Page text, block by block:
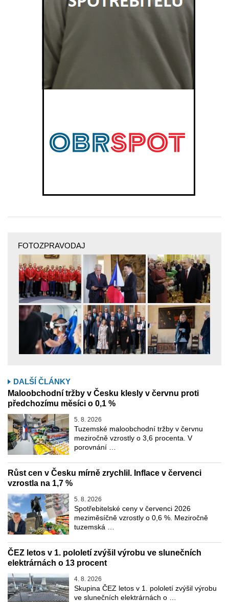
FOTOZPRAVODAJ
DALŠÍ ČLÁNKY
Maloobchodní tržby v Česku klesly v červnu proti
předchozímu měsíci o 0,1 %
5. 8. 2026
Tuzemské maloobchodní tržby v červnu
meziročně vzrostly o 3,6 procenta. V
porovnání …
Růst cen v Česku mírně zrychlil. Inflace v červenci
vzrostla na 1,7 %
5. 8. 2026
Spotřebitelské ceny v červenci 2026
meziměsíčně vzrostly o 0,6 %. Meziročně
tuzemská …
ČEZ letos v 1. pololetí zvýšil výrobu ve slunečních
elektrárnách o 13 procent
4. 8. 2026
Skupina ČEZ letos v 1. pololetí zvýšil výrobu
ve slunečních elektrárnách o …